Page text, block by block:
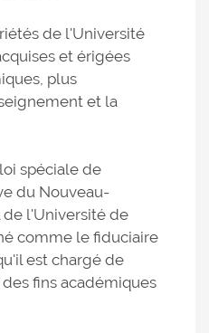
de l'Université
et érigées
plus
et la
spéciale de
du Nouveau-
de l'Université de
comme le fiduciaire
est chargé de
fins académiques